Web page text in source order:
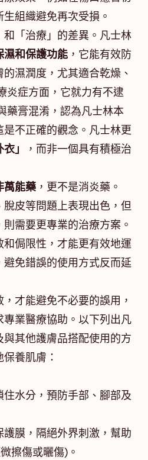
組織避免再次受損。
「治療」的差異。凡士林
濕和保護功能 ，它能有效防
濕潤度，尤其適合乾燥、
炎症方面，它就力有不逮
藥膏混淆，認為凡士林本
不正確的觀念。凡士林更
」
，而非一個具有積極治
萬能藥 ，更不是消炎藥。
皮等問題上表現出色，但
需要更專業的治療方案。
侷限性，才能更有效地運
免錯誤的使用方式反而延
才能避免不必要的誤用，
業醫療協助。以下列出凡
其他護膚品搭配使用的方
養肌膚：
住水分，預防手部、腳部及
護膜，隔絕外界刺激，幫助
擦傷或曬傷)。